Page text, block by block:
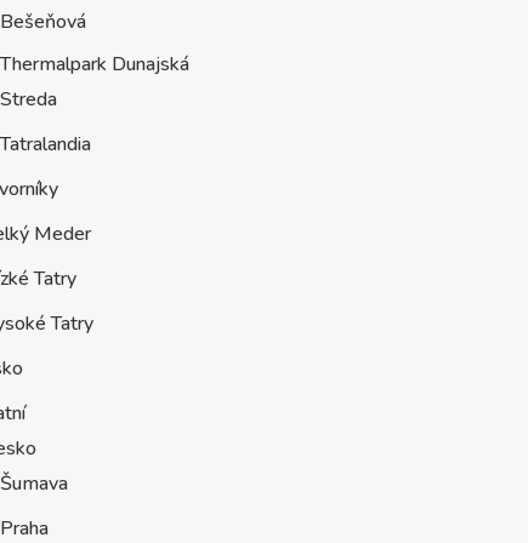
Bešeňová
Thermalpark Dunajská
Streda
Tatralandia
Meder
Tatry
Tatry
Šumava
Praha